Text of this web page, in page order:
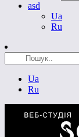
asd
Ua
Ru
Ua
Ru